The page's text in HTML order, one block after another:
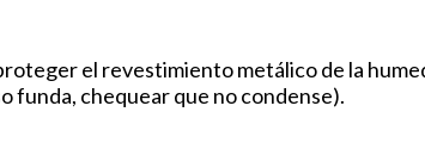
el revestimiento metálico de la
funda, chequear que no condense).